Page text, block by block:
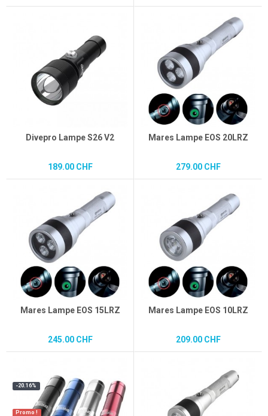
Divepro Lampe S26 V2
189.00 CHF
Mares Lampe EOS 20LRZ
279.00 CHF
Mares Lampe EOS 15LRZ
245.00 CHF
Mares Lampe EOS 10LRZ
209.00 CHF
Promo !
-20.16%